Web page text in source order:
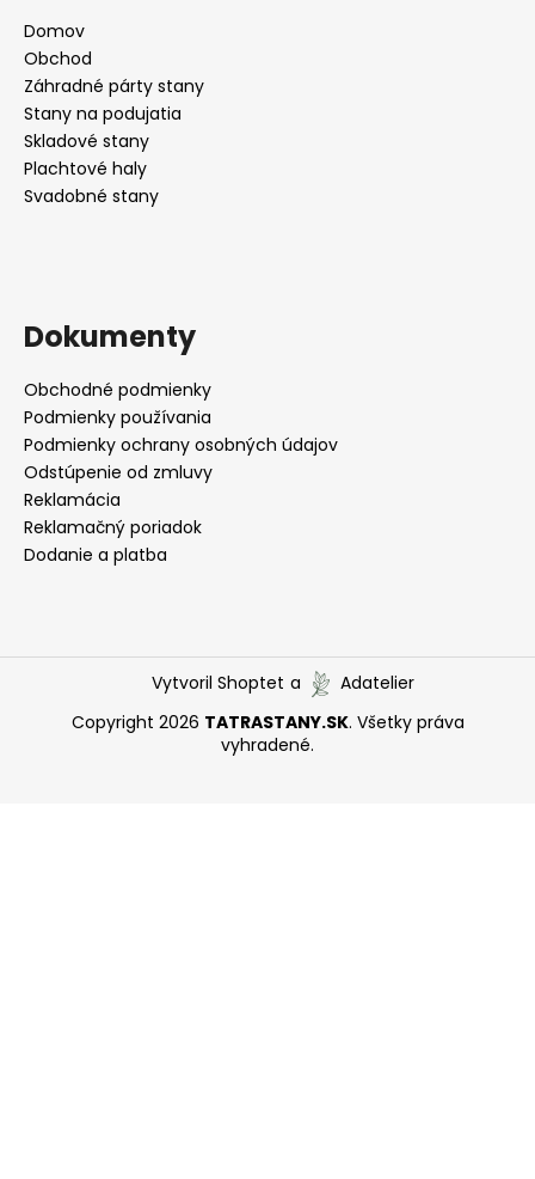
Domov
Obchod
Záhradné párty stany
Stany na podujatia
Skladové stany
Plachtové haly
Svadobné stany
Dokumenty
Obchodné podmienky
Podmienky používania
Podmienky ochrany osobných údajov
Odstúpenie od zmluvy
Reklamácia
Reklamačný poriadok
Dodanie a platba
Vytvoril Shoptet a
Adatelier
Copyright 2026 TATRASTANY.SK. Všetky práva
vyhradené.